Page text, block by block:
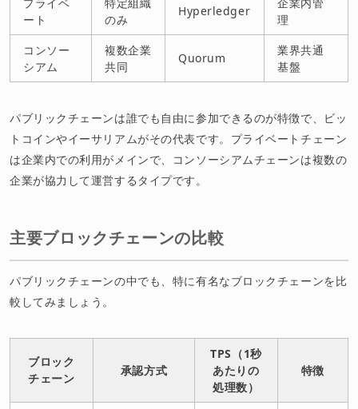
プライベ
ート
特定組織
のみ
Hyperledger
企業内管
理
コンソー
シアム
複数企業
共同
Quorum
業界共通
基盤
パブリックチェーンは誰でも自由に参加できるのが特徴で、ビッ
トコインやイーサリアムがその代表です。プライベートチェーン
は企業内での利用がメインで、コンソーシアムチェーンは複数の
企業が協力して運営するタイプです。
主要ブロックチェーンの比較
パブリックチェーンの中でも、特に有名なブロックチェーンを比
較してみましょう。
ブロック
チェーン
承認方式
TPS（1秒
あたりの
処理数）
特徴